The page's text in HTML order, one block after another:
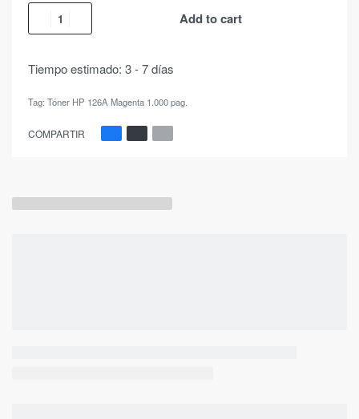
Add to cart
Tiempo estimado: 3 - 7 días
Tag: Tóner HP 126A Magenta 1.000 pag.
COMPARTIR